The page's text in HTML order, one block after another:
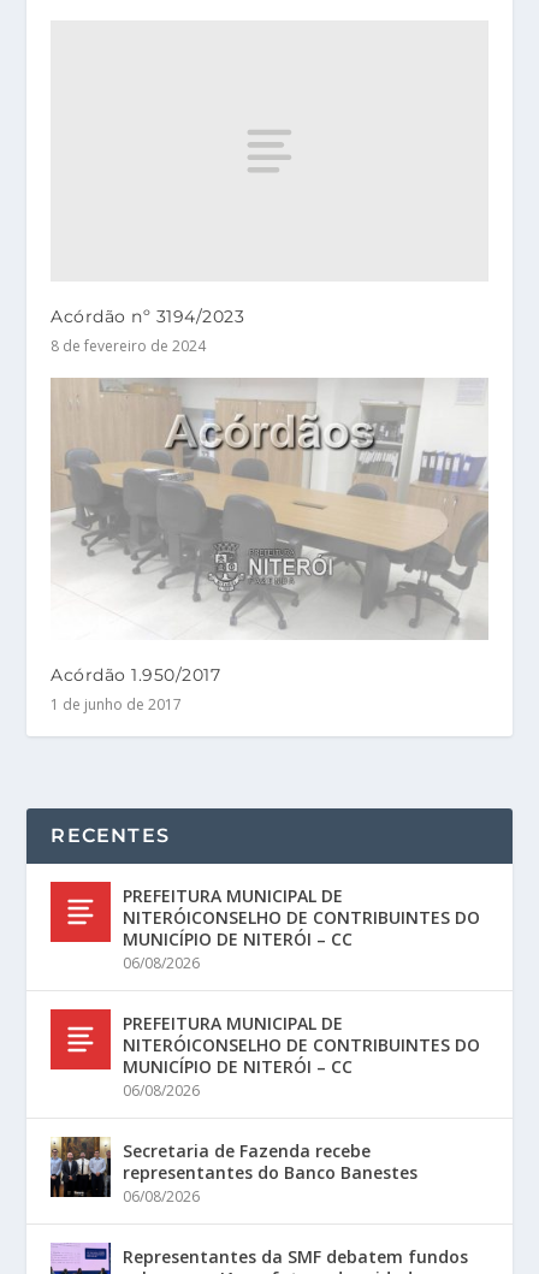
Acórdão nº 3194/2023
8 de fevereiro de 2024
Acórdão 1.950/2017
1 de junho de 2017
RECENTES
PREFEITURA MUNICIPAL DE
NITERÓICONSELHO DE CONTRIBUINTES DO
MUNICÍPIO DE NITERÓI – CC
06/08/2026
PREFEITURA MUNICIPAL DE
NITERÓICONSELHO DE CONTRIBUINTES DO
MUNICÍPIO DE NITERÓI – CC
06/08/2026
Secretaria de Fazenda recebe
representantes do Banco Banestes
06/08/2026
Representantes da SMF debatem fundos